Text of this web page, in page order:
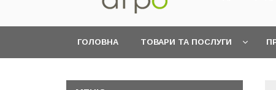
ГОЛОВНА ТОВАРИ ТА ПОСЛУГИ